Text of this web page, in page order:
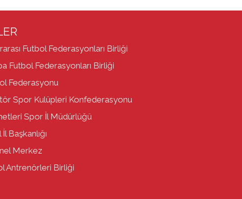
Futbol Federasyonları Birliği
Futbol Federasyonları Birliği
Federasyonu
Spor Kulüpleri Konfederasyonu
Spor İl Müdürlüğü
Başkanlığı
Merkez
Antrenörleri Birliği